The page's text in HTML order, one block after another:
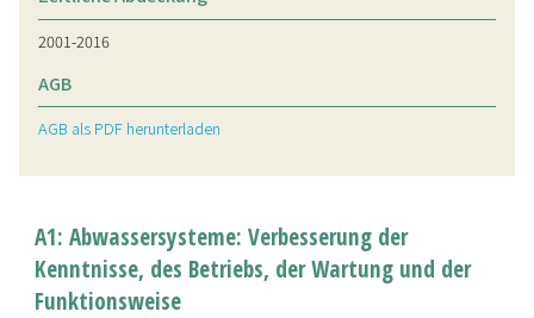
2001-2016
AGB
AGB als PDF herunterladen
A1: Abwassersysteme: Verbesserung der
Kenntnisse, des Betriebs, der Wartung und der
Funktionsweise